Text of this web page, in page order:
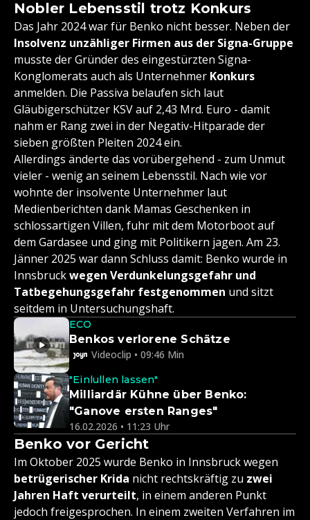
Nobler Lebensstil trotz Konkurs
Das Jahr 2024 war für Benko nicht besser. Neben der
Insolvenz unzähliger Firmen aus der Signa-Gruppe
musste der Gründer des eingestürzten Signa-
Konglomerats auch als Unternehmer Konkurs
anmelden. Die Passiva belaufen sich laut
Gläubigerschützer KSV auf 2,43 Mrd. Euro - damit
nahm er Rang zwei in der Negativ-Hitparade der
sieben größten Pleiten 2024 ein.
Allerdings änderte das vorübergehend - zum Unmut
vieler - wenig an seinem Lebensstil. Nach wie vor
wohnte der insolvente Unternehmer laut
Medienberichten dank Mamas Geschenken in
schlossartigen Villen, fuhr mit dem Motorboot auf
dem Gardasee und ging mit Politikern jagen. Am 23.
Jänner 2025 war dann Schluss damit: Benko wurde in
Innsbruckwegen Verdunkelungsgefahr und
Tatbegehungsgefahr festgenommen und sitzt
seitdem in Untersuchungshaft.
ECO
Benkos verlorene Schätze
Videoclip • 09:46 Min
"Einlullen lassen"
Milliardär Kühne über Benko:
"Ganove ersten Ranges"
16.02.2026 • 11:23 Uhr
Benko vor Gericht
Im Oktober 2025 wurde Benko in Innsbruck wegen
betrügerischer Krida nicht rechtskräftig zu zwei
Jahren Haft verurteilt, in einem anderen Punkt
jedoch freigesprochen. In einem zweiten Verfahren im